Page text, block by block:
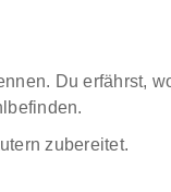
Du erfährst,
zubereitet.